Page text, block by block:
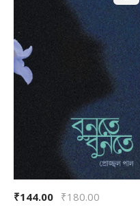
₹144.00 ₹180.00